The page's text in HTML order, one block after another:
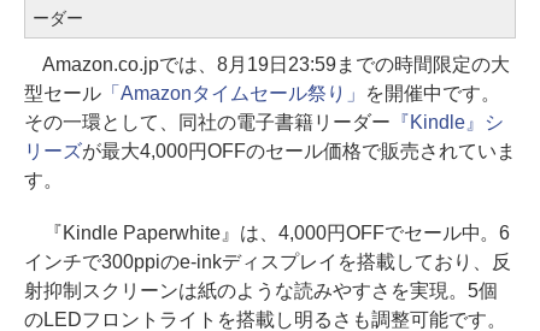
ーダー
Amazon.co.jpでは、8月19日23:59までの時間限定の大
型セール「Amazonタイムセール祭り」
を開催中です。
その一環として、同社の電子書籍リーダー 『Kindle』シ
リーズが最大4,000円OFFのセール価格で販売されていま
す。
『Kindle Paperwhite』は、4,000円OFFでセール中。6
インチで300ppiのe-inkディスプレイを搭載しており、反
射抑制スクリーンは紙のような読みやすさを実現。5個
のLEDフロントライトを搭載し明るさも調整可能です。